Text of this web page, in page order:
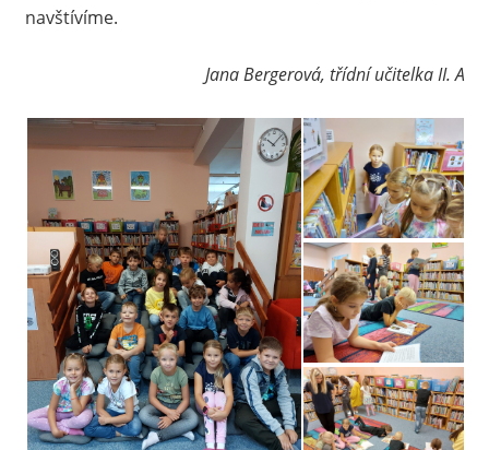
navštívíme.
Jana Bergerová, třídní učitelka II. A